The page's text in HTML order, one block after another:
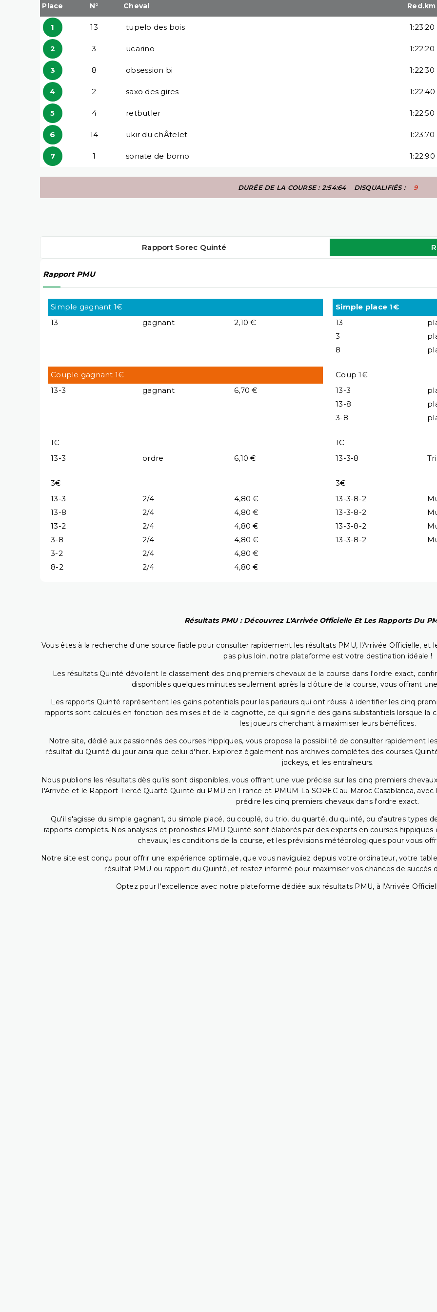
Place N° Cheval Red.km
1 13 tupelo des bois 1:23:20
2 3 ucarino 1:22:20
3 8 obsession bi 1:22:30
4 2 saxo des gires 1:22:40
5 4 retbutler 1:22:50
6 14 ukir du chÂtelet 1:23:70
7 1 sonate de bomo 1:22:90
DURÉE DE LA COURSE : 2:54:64 DISQUALIFIÉS : 9
Rapport Sorec Quinté
Rapport PMU
Simple gagnant 1€
13
gagnant 2,10 €
Simple place 1€
13
3
8
Couple gagnant 1€
13-3
gagnant 6,70 €
Coup 1€
13-3
13-8
3-8
1€
13-3
ordre 6,10 €
1€
13-3-8
3€
13-3
2/4
4,80 €
13-8
2/4
4,80 €
13-2
2/4
4,80 €
3-8
2/4
4,80 €
3-2
2/4
4,80 €
8-2
2/4 4,80 €
3€
13-3-8-2
13-3-8-2
13-3-8-2
13-3-8-2
Résultats PMU : Découvrez L'Arrivée Officielle Et Les Rapports Du
Vous êtes à la recherche d'une source fiable pour consulter rapidement les résultats PMU, l'Arrivée Officielle, et
pas plus loin, notre plateforme est votre destination idéale !
Les résultats Quinté dévoilent le classement des cinq premiers chevaux de la course dans l'ordre exact,
disponibles quelques minutes seulement après la clôture de la course, vous offrant
Les rapports Quinté représentent les gains potentiels pour les parieurs qui ont réussi à identifier les cinq
rapports sont calculés en fonction des mises et de la cagnotte, ce qui signifie des gains substantiels lorsque
les joueurs cherchant à maximiser leurs bénéfices.
Notre site, dédié aux passionnés des courses hippiques, vous propose la possibilité de consulter rapidement
résultat du Quinté du jour ainsi que celui d'hier. Explorez également nos archives complètes des courses
jockeys, et les entraîneurs.
Nous publions les résultats dès qu'ils sont disponibles, vous offrant une vue précise sur les cinq premiers
l'Arrivée et le Rapport Tiercé Quarté Quinté du PMU en France et PMUM La SOREC au Maroc Casablanca,
prédire les cinq premiers chevaux dans l'ordre exact.
Qu'il s'agisse du simple gagnant, du simple placé, du couplé, du trio, du quarté, du quinté, ou d'autres types
rapports complets. Nos analyses et pronostics PMU Quinté sont élaborés par des experts en courses
chevaux, les conditions de la course, et les prévisions météorologiques pour vous
Notre site est conçu pour offrir une expérience optimale, que vous naviguiez depuis votre ordinateur, votre
résultat PMU ou rapport du Quinté, et restez informé pour maximiser vos chances de succès
Optez pour l'excellence avec notre plateforme dédiée aux résultats PMU, à l'Arrivée